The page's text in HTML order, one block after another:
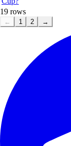
19 rows
← 1 2 →